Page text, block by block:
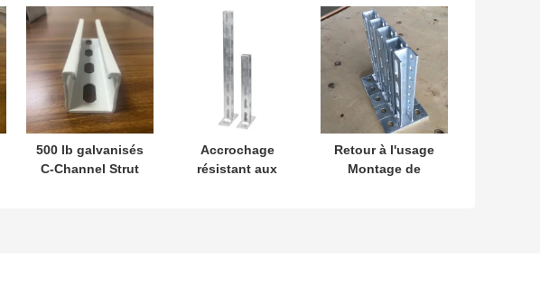
500 lb galvanisés
C-Channel Strut
Accrochage
résistant aux
Retour à l'usage
Montage de